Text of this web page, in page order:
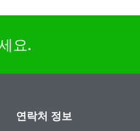
요.
연락처 정보